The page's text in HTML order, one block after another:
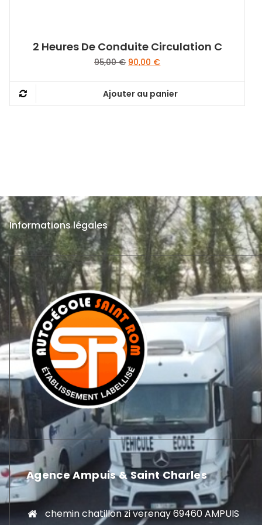
2 Heures De Conduite Circulation C
95,00€ Le
était :
90,00 €Le
est :
Ajouter au panier
Informations légales
Agence Ampuis & Saint Charles
chemin chatillon zi verenay 69460 AMPUIS